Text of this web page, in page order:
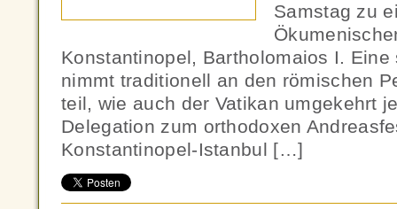
Samstag zu
Konstantinopel, Bartholomaios I.
nimmt traditionell an den römischen
teil, wie auch der Vatikan umgekehrt
Delegation zum orthodoxen
Konstantinopel-Istanbul […]